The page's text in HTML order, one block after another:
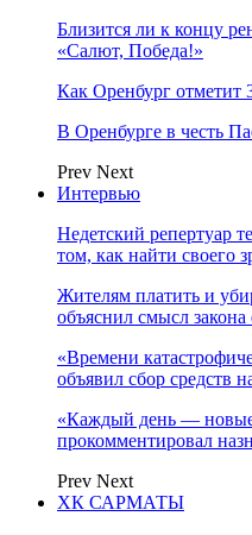
Близится ли к концу
«Салют, Победа!»
Как Оренбург отметит
В Оренбурге в честь
Prev Next
Интервью
Недетский репертуар
том, как найти своего
Жителям платить и
объяснил смысл
«Времени
объявил сбор средств
«Каждый день —
прокомментировал
Prev Next
ХК САРМАТЫ